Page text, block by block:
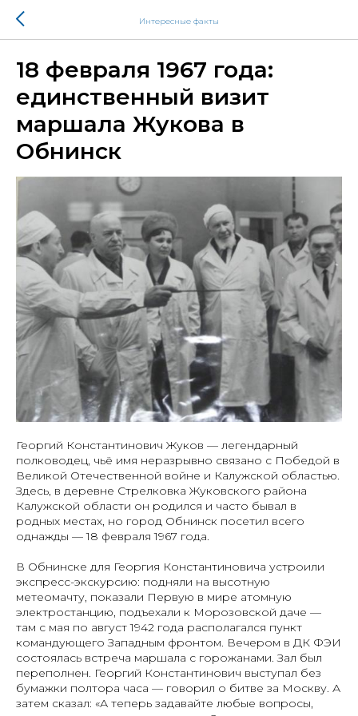
Интересные факты
18 февраля 1967 года:
единственный визит
маршала Жукова в
Обнинск
Георгий Константинович Жуков — легендарный
полководец, чьё имя неразрывно связано с Победой в
Великой Отечественной войне и Калужской областью.
Здесь, в деревне Стрелковка Жуковского района
Калужской области он родился и часто бывал в
родных местах, но город Обнинск посетил всего
однажды — 18 февраля 1967 года.
В Обнинске для Георгия Константиновича устроили
экспресс-экскурсию: подняли на высотную
метеомачту, показали Первую в мире атомную
электростанцию, подъехали к Морозовской даче —
там с мая по август 1942 года располагался пункт
командующего Западным фронтом. Вечером в ДК ФЭИ
состоялась встреча маршала с горожанами. Зал был
переполнен. Георгий Константинович выступал без
бумажки полтора часа — говорил о битве за Москву. А
затем сказал: «А теперь задавайте любые вопросы,